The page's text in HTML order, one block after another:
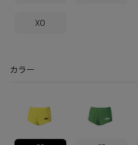
XO
カラー